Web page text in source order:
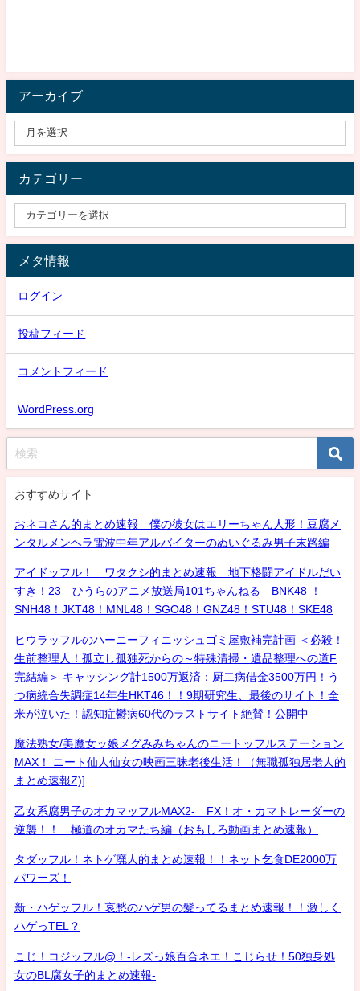
アーカイブ
カテゴリー
メタ情報
ログイン
投稿フィード
コメントフィード
WordPress.org
おすすめサイト
おネコさん的まとめ速報 僕の彼女はエリーちゃん人形！豆腐メ
ンタルメンヘラ電波中年アルバイターのぬいぐるみ男子末路編
アイドッフル！ ワタクシ的まとめ速報 地下格闘アイドルだい
すき！23 ひうらのアニメ放送局101ちゃんねる BNK48 ！
SNH48！JKT48！MNL48！SGO48！GNZ48！STU48！SKE48
ヒウラッフルのハーニーフィニッシュゴミ屋敷補完計画 ＜必殺！
生前整理人！孤立し孤独死からの～特殊清掃・遺品整理への道F
完結編＞ キャッシング計1500万返済：厨二病借金3500万円！う
つ病統合失調症14年生HKT46！！9期研究生、最後のサイト！全
米が泣いた！認知症鬱病60代のラストサイト絶賛！公開中
魔法熟女/美魔女ッ娘メグみみちゃんのニートッフルステーション
MAX！ ニート仙人仙女の映画三昧老後生活！（無職孤独居老人的
まとめ速報Z)]
乙女系腐男子のオカマッフルMAX2- FX！オ・カマトレーダーの
逆襲！！ 極道のオカマたち編（おもしろ動画まとめ速報）
タダッフル！ネトゲ廃人的まとめ速報！！ネット乞食DE2000万
パワーズ！
新・ハゲッフル！哀愁のハゲ男の髪ってるまとめ速報！！激しく
ハゲっTEL？
こじ！コジッフル@！-レズっ娘百合ネエ！こじらせ！50独身処
女のBL腐女子的まとめ速報-